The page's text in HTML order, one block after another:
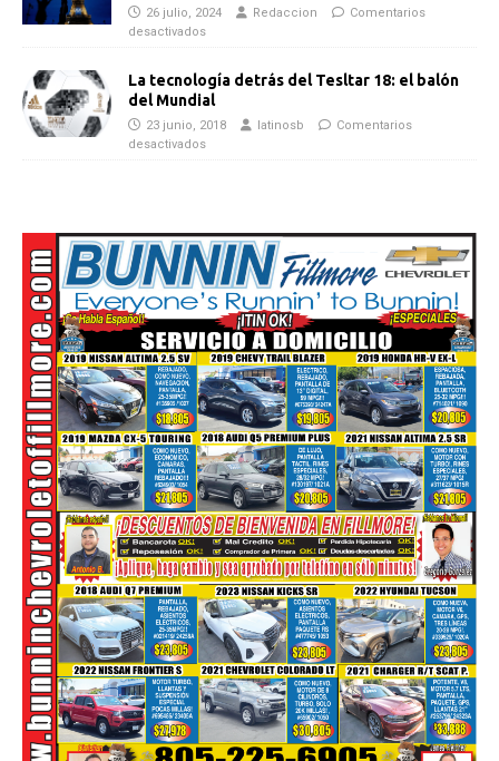
26 julio, 2024 Redaccion
Comentarios
desactivados
La tecnología detrás del Tesltar 18: el balón
del Mundial
23 junio, 2018 latinosb
Comentarios
desactivados